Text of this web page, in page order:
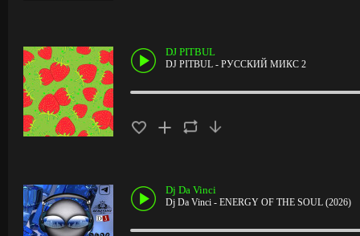
DJ PITBUL
DJ PITBUL - РУССКИЙ МИКС 2
Dj Da Vinci
Dj Da Vinci - ENERGY OF THE SOUL (2026)